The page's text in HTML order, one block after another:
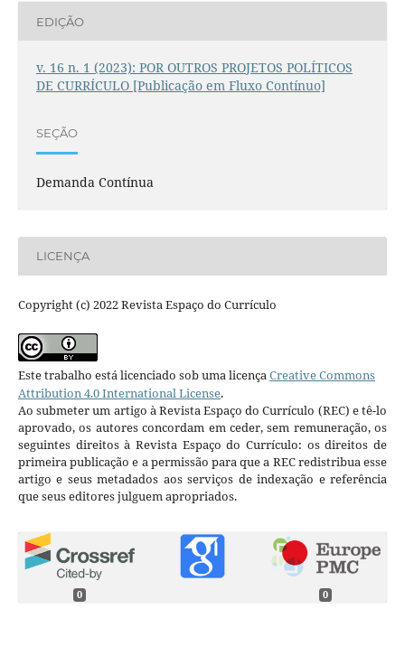
EDIÇÃO
v. 16 n. 1 (2023): POR OUTROS PROJETOS POLÍTICOS
DE CURRÍCULO [Publicação em Fluxo Contínuo]
SEÇÃO
Demanda Contínua
LICENÇA
Copyright (c) 2022 Revista Espaço do Currículo
Este trabalho está licenciado sob uma licença Creative Commons
Attribution 4.0 International License.
Ao submeter um artigo à Revista Espaço do Currículo (REC) e tê-lo
aprovado, os autores concordam em ceder, sem remuneração, os
seguintes direitos à Revista Espaço do Currículo: os direitos de
primeira publicação e a permissão para que a REC redistribua esse
artigo e seus metadados aos serviços de indexação e referência
que seus editores julguem apropriados.
0 0